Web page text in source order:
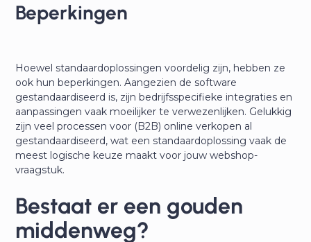
Beperkingen
Hoewel standaardoplossingen voordelig zijn, hebben ze
ook hun beperkingen. Aangezien de software
gestandaardiseerd is, zijn bedrijfsspecifieke integraties en
aanpassingen vaak moeilijker te verwezenlijken. Gelukkig
zijn veel processen voor (B2B) online verkopen al
gestandaardiseerd, wat een standaardoplossing vaak de
meest logische keuze maakt voor jouw webshop-
vraagstuk.
Bestaat er een gouden
middenweg?